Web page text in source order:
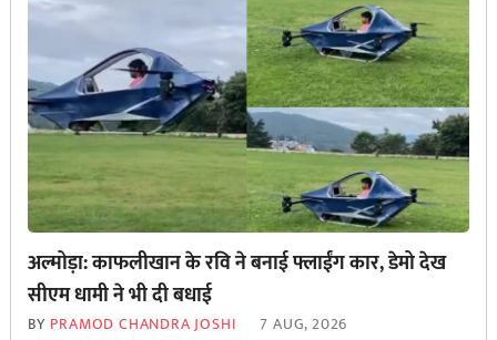
अल्मोड़ा: काफलीखान के रवि ने बनाई फ्लाईंग कार, डेमो देख
सीएम धामी ने भी दी बधाई
BY PRAMOD CHANDRA JOSHI 7 AUG, 2026